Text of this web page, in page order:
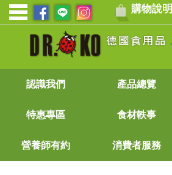
購物說明
認識我們 產品總覽
特惠專區 食材軼事
營養師有約 消費者服務